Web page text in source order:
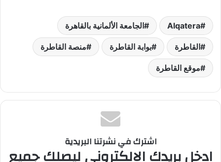
Alqatera الجامعة الألمانية بالقاهرة
القاطرة بوابة القاطرة منصة القاطرة
موقع القاطرة
اشترك في نشرتنا البريدية